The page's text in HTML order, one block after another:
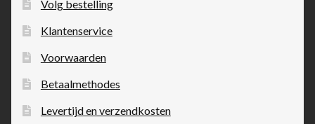
Volg bestelling
Klantenservice
Voorwaarden
Betaalmethodes
Levertijd en verzendkosten